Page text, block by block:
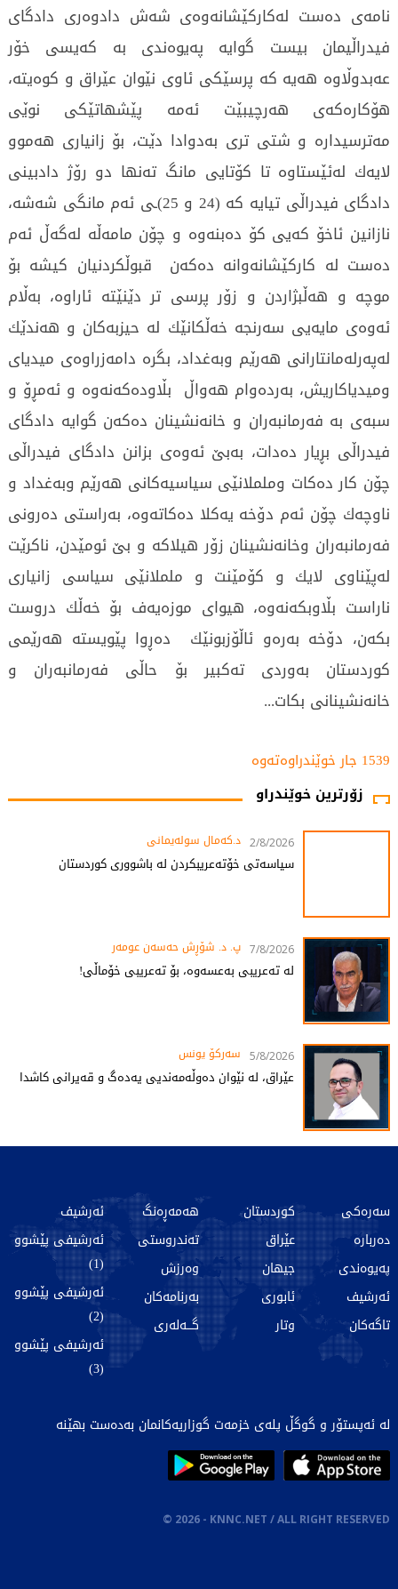
نامەی دەست لەكاركێشانەوەی شەش دادوەری دادگای
فیدراڵیمان بیست گوایە پەیوەندی بە كەیسی خۆر
عەبدوڵاوە هەیە كە پرسێكی ئاوی نێوان عێراق و كوەیتە،
هۆكارەكەی هەرچیبێت ئەمە پێشهاتێكی نوێی
مەترسیدارە و شتی تری بەدوادا دێت، بۆ زانیاری هەموو
لایەك لەئێستاوە تا كۆتایی مانگ تەنها دو رۆژ دادبینی
دادگای فیدراڵی تیایە كە (24 و 25)ـی ئەم مانگی شەشە،
نازانین ئاخۆ كەیی كۆ دەبنەوە و چۆن مامەڵە لەگەڵ ئەم
دەست لە كاركێشانەوانە دەكەن قبوڵكردنیان كیشە بۆ
موچە و هەڵبژاردن و زۆر پرسی تر دێنێتە ئاراوە، بەڵام
ئەوەی مایەیی سەرنجە خەڵكانێك لە حیزبەكان و هەندێك
لەپەرلەمانتارانی هەرێم وبەغداد، بگرە دامەزراوەی میدیای
ومیدیاكاریش، بەردەوام هەواڵ بڵاودەكەنەوە و ئەمڕۆ و
سبەی بە فەرمانبەران و خانەنشینان دەكەن گوایە دادگای
فیدراڵی بڕیار دەدات، بەبێ ئەوەی بزانن دادگای فیدراڵی
چۆن كار دەكات وململانێی سیاسیەكانی هەرێم وبەغداد و
ناوچەك چۆن ئەم دۆخە یەكلا دەكاتەوە، بەراستی دەرونی
فەرمانبەران وخانەنشینان زۆر هیلاكە و بێ ئومێدن، ناكرێت
لەپێناوی لایك و كۆمێنت و ململانێی سیاسی زانیاری
ناراست بڵاوبكەنەوە، هیوای موزەیەف بۆ خەڵك دروست
بكەن، دۆخە بەرەو ئاڵۆزبونێك دەڕوا پێویستە هەرێمی
كوردستان بەوردی تەكبیر بۆ حاڵی فەرمانبەران و
خانەنشینانی بكات...
1539 جار خوێندراوەتەوە
زۆرترین خوێندراو
2/8/2026 د.کەمال سولەیمانی
سیاسەتی خۆتەعریبکردن لە باشووری کوردستان
7/8/2026 پ. د. شۆڕش حەسەن عومەر
لە تەعریبی بەعسەوە، بۆ تەعریبی خۆماڵی!
5/8/2026 سەرکۆ یونس
عێراق، لە نێوان دەوڵەمەندیی یەدەگ و قەیرانی کاشدا
سەرەکی
دەربارە
پەیوەندی
ئەرشیف
تاگەکان
کوردستان
عێراق
جیهان
ئابوری
وتار
هەمەڕەنگ
تەندروستی
وەرزش
بەرنامەکان
گـــەلەری
ئەرشیف
ئەرشیفی پێشوو
(1)
ئەرشیفی پێشوو
(2)
ئەرشیفی پێشوو
(3)
لە ئەپستۆر و گوگڵ پلەی خزمەت گوزاریەکانمان بەدەست بهێنە
© 2026 - KNNC.NET / ALL RIGHT RESERVED